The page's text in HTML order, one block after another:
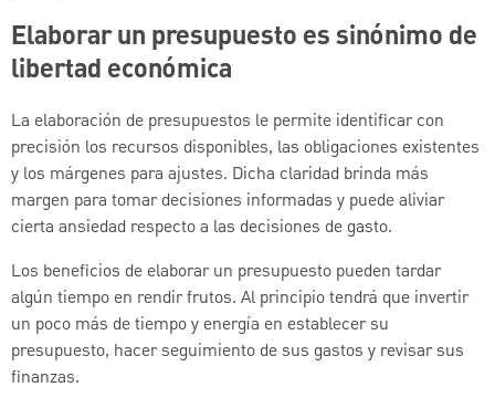
Elaborar un presupuesto es sinónimo de
libertad económica
La elaboración de presupuestos le permite identificar con
precisión los recursos disponibles, las obligaciones existentes
y los márgenes para ajustes. Dicha claridad brinda más
margen para tomar decisiones informadas y puede aliviar
cierta ansiedad respecto a las decisiones de gasto.
Los beneficios de elaborar un presupuesto pueden tardar
algún tiempo en rendir frutos. Al principio tendrá que invertir
un poco más de tiempo y energía en establecer su
presupuesto, hacer seguimiento de sus gastos y revisar sus
finanzas.